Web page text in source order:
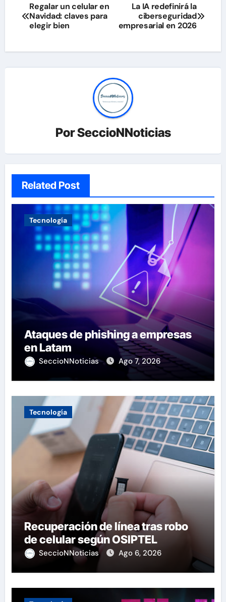
Navegación
de
Regalar un celular en
Navidad: claves para
elegir bien
La IA redefinirá la
ciberseguridad
empresarial en 2026
PorSeccioNNoticias
Related Post
Tecnología
Ataques de phishing a empresas
en Latam
SeccioNNoticias Ago 7, 2026
Tecnología
Recuperación de línea tras robo
de celular según OSIPTEL
SeccioNNoticias Ago 6, 2026